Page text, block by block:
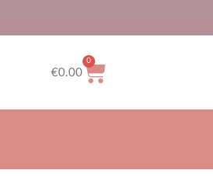
€0.00
0